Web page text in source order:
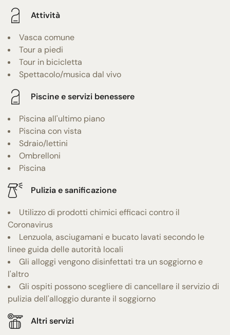
Attività
Vasca comune
Tour a piedi
Tour in bicicletta
Spettacolo/musica dal vivo
Piscine e servizi benessere
Piscina all'ultimo piano
Piscina con vista
Sdraio/lettini
Ombrelloni
Piscina
Pulizia e sanificazione
Utilizzo di prodotti chimici efficaci contro il
Coronavirus
Lenzuola, asciugamani e bucato lavati secondo le
linee guida delle autorità locali
Gli alloggi vengono disinfettati tra un soggiorno e
l'altro
Gli ospiti possono scegliere di cancellare il servizio di
pulizia dell'alloggio durante il soggiorno
Altri servizi